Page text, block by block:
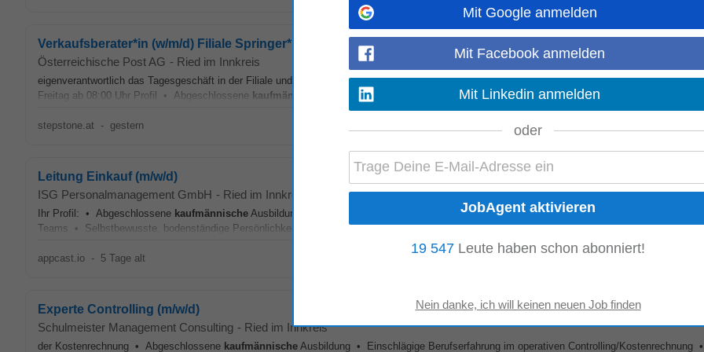
Verkaufsberater*in (w/m/d) Filiale Springer*in Raum 4910 Ried im Innkreis
Österreichische Post AG - Ried im Innkreis
eigenverantwortlich das Tagesgeschäft in der Filiale und stellst sicher, dass alle Abläufe reibungslos funktionieren • Du unterstützt das Team von
Freitag ab 08:00 Uhr Profil • Abgeschlossene kaufmännische Ausbildung und Erfahrung im Verkauf...
stepstone.at - gestern
Leitung Einkauf (m/w/d)
ISG Personalmanagement GmbH - Ried im Innkreis
Ihr Profil: • Abgeschlossene kaufmännische Ausbildung • Mehrjährige Berufserfahrung im Bereich Einkauf • Erfahrung in der Führung und
Teams • Selbstbewusste, bodenständige Persönlichkeit mit hohem Verhandlungsgeschick und Verständnis...
appcast.io - 5 Tage alt
Experte Controlling (m/w/d)
Schulmeister Management Consulting - Ried im Innkreis
der Kostenrechnung • Abgeschlossene kaufmännische Ausbildung • Einschlägige Berufserfahrung im operativen Controlling/Kostenrechnung
Mit Google anmelden
Mit Facebook anmelden
Mit Linkedin anmelden
oder
19 547 Leute haben schon abonniert!